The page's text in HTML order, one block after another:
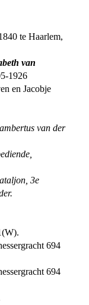
te Haarlem,
van
1926
en Jacobje
van der
3e
694
694